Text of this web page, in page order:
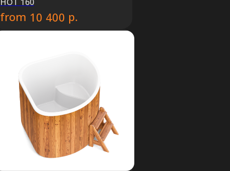
from 10 400 р.